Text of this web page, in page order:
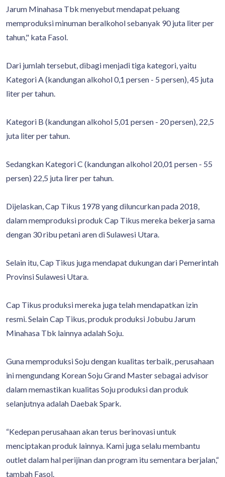
Jarum Minahasa Tbk menyebut mendapat peluang
memproduksi minuman beralkohol sebanyak 90 juta liter per
tahun," kata Fasol.
Dari jumlah tersebut, dibagi menjadi tiga kategori, yaitu
Kategori A (kandungan alkohol 0,1 persen - 5 persen), 45 juta
liter per tahun.
Kategori B (kandungan alkohol 5,01 persen - 20 persen), 22,5
juta liter per tahun.
Sedangkan Kategori C (kandungan alkohol 20,01 persen - 55
persen) 22,5 juta lirer per tahun.
Dijelaskan, Cap Tikus 1978 yang diluncurkan pada 2018,
dalam memproduksi produk Cap Tikus mereka bekerja sama
dengan 30 ribu petani aren di Sulawesi Utara.
Selain itu, Cap Tikus juga mendapat dukungan dari Pemerintah
Provinsi Sulawesi Utara.
Cap Tikus produksi mereka juga telah mendapatkan izin
resmi. Selain Cap Tikus, produk produksi Jobubu Jarum
Minahasa Tbk lainnya adalah Soju.
Guna memproduksi Soju dengan kualitas terbaik, perusahaan
ini mengundang Korean Soju Grand Master sebagai advisor
dalam memastikan kualitas Soju produksi dan produk
selanjutnya adalah Daebak Spark.
“Kedepan perusahaan akan terus berinovasi untuk
menciptakan produk lainnya. Kami juga selalu membantu
outlet dalam hal perijinan dan program itu sementara berjalan,“
tambah Fasol.